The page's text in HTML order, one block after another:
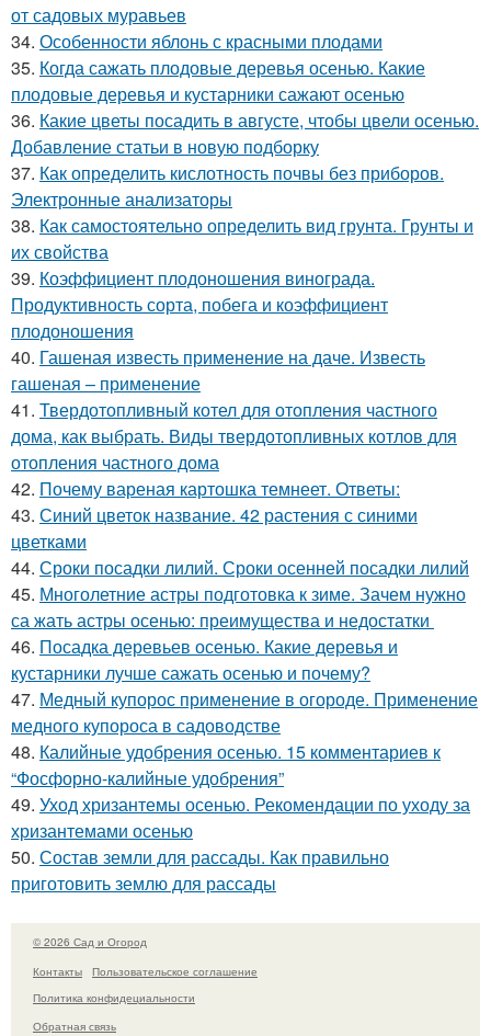
от садовых муравьев
34. Особенности яблонь с красными плодами
35. Когда сажать плодовые деревья осенью. Какие
плодовые деревья и кустарники сажают осенью
36. Какие цветы посадить в августе, чтобы цвели осенью.
Добавление статьи в новую подборку
37. Как определить кислотность почвы без приборов.
Электронные анализаторы
38. Как самостоятельно определить вид грунта. Грунты и
их свойства
39. Коэффициент плодоношения винограда.
Продуктивность сорта, побега и коэффициент
плодоношения
40. Гашеная известь применение на даче. Известь
гашеная – применение
41. Твердотопливный котел для отопления частного
дома, как выбрать. Виды твердотопливных котлов для
отопления частного дома
42. Почему вареная картошка темнеет. Ответы:
43. Синий цветок название. 42 растения с синими
цветками
44. Сроки посадки лилий. Сроки осенней посадки лилий
45. Многолетние астры подготовка к зиме. Зачем нужно
са жать астры осенью: преимущества и недостатки
46. Посадка деревьев осенью. Какие деревья и
кустарники лучше сажать осенью и почему?
47. Медный купорос применение в огороде. Применение
медного купороса в садоводстве
48. Калийные удобрения осенью. 15 комментариев к
“Фосфорно-калийные удобрения”
49. Уход хризантемы осенью. Рекомендации по уходу за
хризантемами осенью
50. Состав земли для рассады. Как правильно
приготовить землю для рассады
© 2026 Сад и Огород
Контакты
Пользовательское соглашение
Политика конфидециальности
Обратная связь